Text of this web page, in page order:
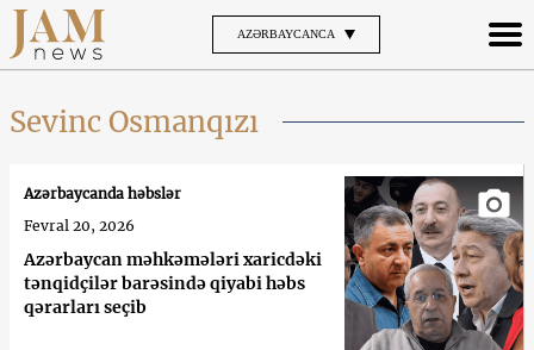
AZƏRBAYCANCA
Sevinc Osmanqızı
Azərbaycan məhkəmələri xaricdəki
tənqidçilər barəsində qiyabi həbs
qərarları seçib
Azərbaycanda həbslər
Fevral 20, 2026